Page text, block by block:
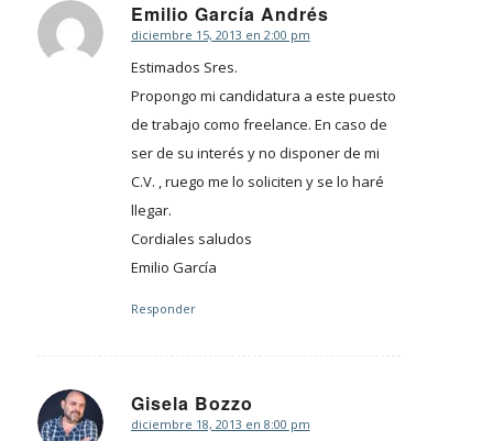
Emilio García Andrés
Dice:
diciembre 15, 2013 en 2:00 pm
Estimados Sres.
Propongo mi candidatura a este puesto
de trabajo como freelance. En caso de
ser de su interés y no disponer de mi
C.V. , ruego me lo soliciten y se lo haré
llegar.
Cordiales saludos
Emilio García
Responder
Gisela Bozzo
Dice:
diciembre 18, 2013 en 8:00 pm